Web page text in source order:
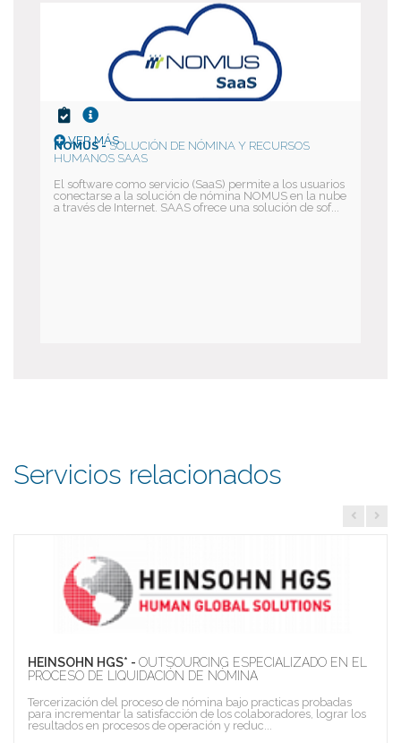
VER MÁS
NOMUS -SOLUCIÓN DE NÓMINA Y RECURSOS
HUMANOS SAAS
El software como servicio (SaaS) permite a los usuarios
conectarse a la solución de nómina NOMUS en la nube
a través de Internet. SAAS ofrece una solución de sof...
Servicios relacionados
HEINSOHN HGS* - OUTSOURCING ESPECIALIZADO EN EL
PROCESO DE LIQUIDACIÓN DE NÓMINA
Tercerización del proceso de nómina bajo practicas probadas
para incrementar la satisfacción de los colaboradores, lograr los
resultados en procesos de operación y reduc...